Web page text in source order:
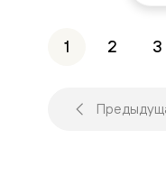
1 2 3